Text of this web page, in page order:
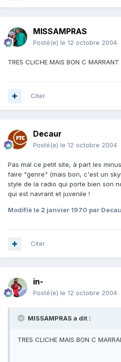
MISSAMPRAS
Posté(e) le 12 octobre 2004
TRES CLICHE MAIS BON C MARRANT
Citer
Decaur
Posté(e) le 12 octobre 2004
Pas mal ce petit site, à part les
faire "genre" (mais bon, c'est un
style de la radio qui porte bien son
qui est navrant et juvenile !
Modifié le 2 janvier 1970 par
Citer
in-
Posté(e) le 12 octobre 2004
MISSAMPRAS a dit :
TRES CLICHE MAIS BON C